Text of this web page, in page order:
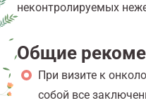
неконтролируемых
Общие
При визите к
собой все